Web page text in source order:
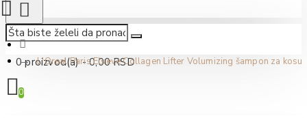
0 proizvod(a) - 0,00 RSD
0
L'Oreal Paris Elseve Collagen Lifter Volumizing šampon za kosu